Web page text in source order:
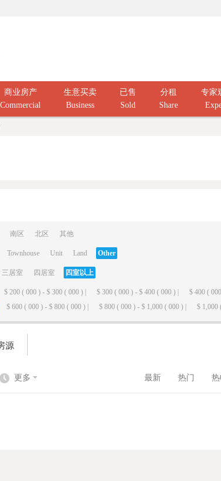
商业房产
Commercial
生意买卖
Business
已售
Sold
分租
Share
专家
南区 北区 其他
Townhouse Unit Land Other
三居室 四居室 四室以上
$ 200 ( 000 ) - $ 300 ( 000 ) | $ 300 ( 000 ) - $ 400 ( 000 ) |
$ 400 (
$ 600 ( 000 ) - $ 800 ( 000 ) | $ 800 ( 000 ) - $ 1,000 ( 000 ) | $ 1,000
源
更多 最新 热门